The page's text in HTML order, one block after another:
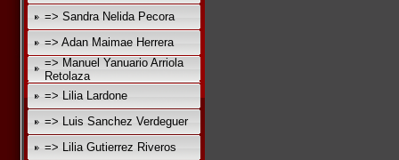
=> Sandra Nelida Pecora
=> Adan Maimae Herrera
=> Manuel Yanuario Arriola
Retolaza
=> Lilia Lardone
=> Luis Sanchez Verdeguer
=> Lilia Gutierrez Riveros